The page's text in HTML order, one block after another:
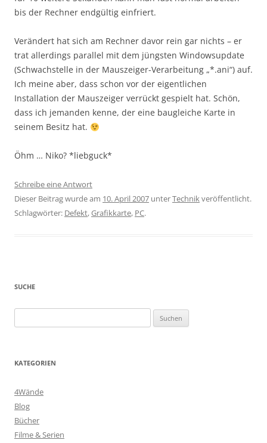
bis der Rechner endgültig einfriert.
Verändert hat sich am Rechner davor rein gar nichts – er
trat allerdings parallel mit dem jüngsten Windowsupdate
(Schwachstelle in der Mauszeiger-Verarbeitung „*.ani“) auf.
Ich meine aber, dass schon vor der eigentlichen
Installation der Mauszeiger verrückt gespielt hat. Schön,
dass ich jemanden kenne, der eine baugleiche Karte in
seinem Besitz hat.
Öhm … Niko? *liebguck*
Schreibe eine Antwort
Dieser Beitrag wurde am 10. April 2007 unterTechnikveröffentlicht.
Schlagwörter: Defekt,Grafikkarte, PC.
SUCHE
nach:
KATEGORIEN
4Wände
Blog
Bücher
Filme & Serien